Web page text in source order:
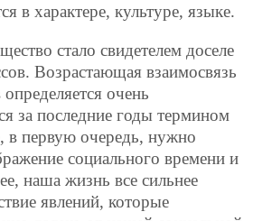
в характере, культуре, языке.
стало свидетелем доселе
Возрастающая взаимосвязь
очень
за последние годы термином
в первую очередь, нужно
социального времени и
наша жизнь все сильнее
явлений, которые